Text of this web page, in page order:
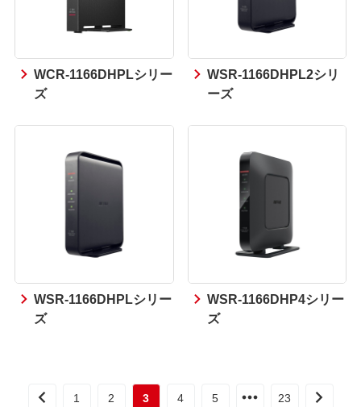
WCR-1166DHPLシリー
ズ
WSR-1166DHPL2シリ
ーズ
WSR-1166DHPLシリー
ズ
WSR-1166DHP4シリー
ズ
1 2 3 4 5 23